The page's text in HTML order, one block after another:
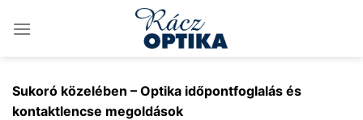
Sukoró közelében – Optika időpontfoglalás és
kontaktlencse megoldások